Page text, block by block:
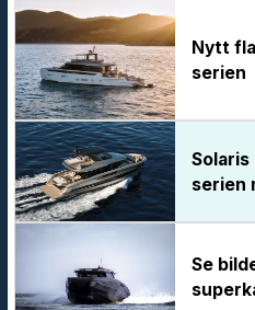
Nytt
serien
Solaris
serien
Se